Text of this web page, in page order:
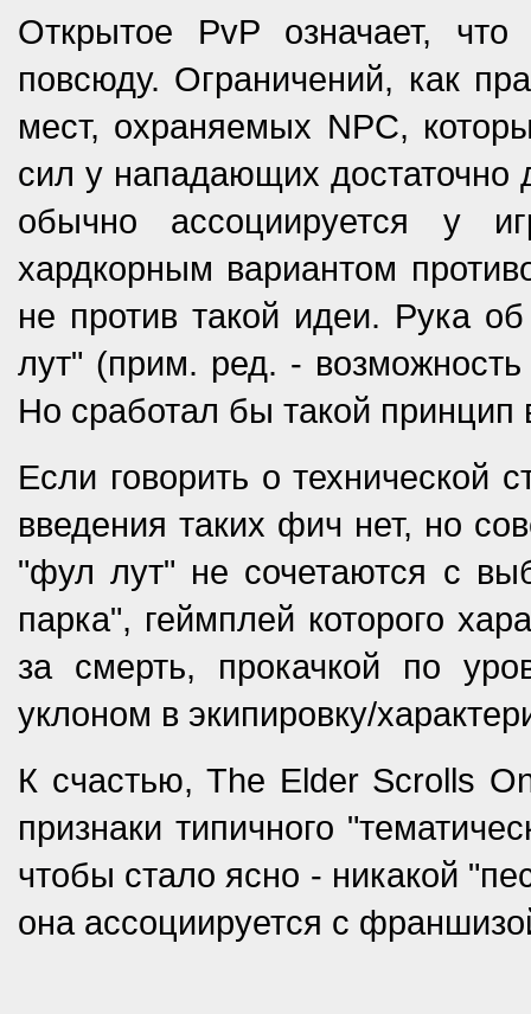
Открытое PvP означает, что
повсюду. Ограничений, как
мест, охраняемых NPC,
сил у нападающих достаточно
обычно ассоциируется у
хардкорным вариантом
не против такой идеи. Рука
лут" (прим. ред. -
Но сработал бы такой принцип
Если говорить о технической
введения таких фич нет, но
"фул лут" не сочетаются с
парка", геймплей которого
за смерть, прокачкой по
уклоном в экипировку/
К счастью, The Elder Scrolls
признаки типичного
чтобы стало ясно - никакой
она ассоциируется с